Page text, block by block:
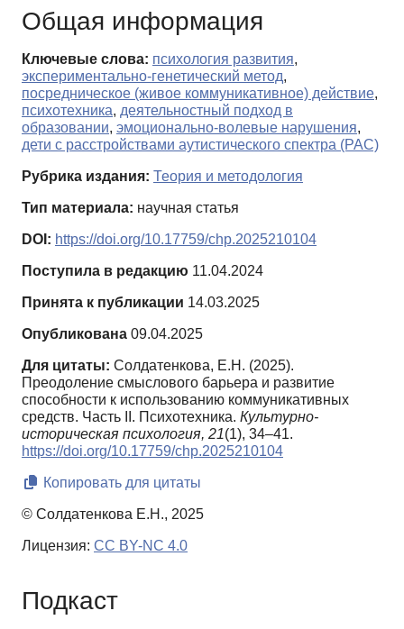
Общая информация
Ключевые слова: психология развития,
экспериментально-генетический метод,
посредническое (живое коммуникативное) действие,
психотехника, деятельностный подход в
образовании, эмоционально-волевые нарушения,
дети с расстройствами аутистического спектра (РАС)
Рубрика издания: Теория и методология
Тип материала: научная статья
DOI: https://doi.org/10.17759/chp.2025210104
Поступила в редакцию 11.04.2024
Принята к публикации 14.03.2025
Опубликована 09.04.2025
Для цитаты: Солдатенкова, Е.Н. (2025).
Преодоление смыслового барьера и развитие
способности к использованию коммуникативных
средств. Часть II. Психотехника. Культурно-
историческая психология, 21(1), 34–41.
https://doi.org/10.17759/chp.2025210104
Копировать для цитаты
© Солдатенкова Е.Н., 2025
Лицензия: CC BY-NC 4.0
Подкаст